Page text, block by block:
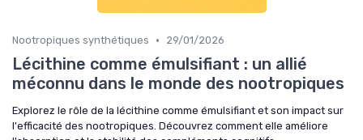
Nootropiques synthétiques • 29/01/2026
Lécithine comme émulsifiant : un allié
méconnu dans le monde des nootropiques
Explorez le rôle de la lécithine comme émulsifiant et son impact sur
l'efficacité des nootropiques. Découvrez comment elle améliore